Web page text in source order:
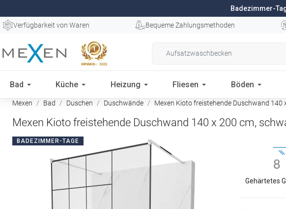
Badezimmer-
Verfügbarkeit von Waren Bequeme Zahlungsmethoden
Bad Küche Heizung Fliesen Böden
Mexen Bad Duschen Duschwände Mexen Kioto freistehende Duschwand
Mexen Kioto freistehende Duschwand 140 x 200 cm,
BADEZIMMER-TAGE
Gehärtetes